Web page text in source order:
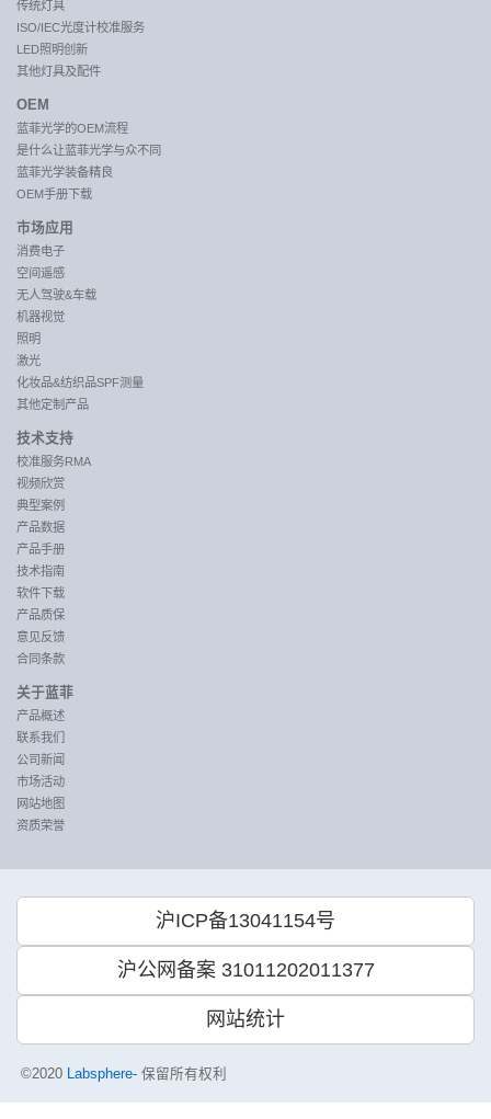
传统灯具
ISO/IEC光度计校准服务
LED照明创新
其他灯具及配件
OEM
蓝菲光学的OEM流程
是什么让蓝菲光学与众不同
蓝菲光学装备精良
OEM手册下载
市场应用
消费电子
空间遥感
无人驾驶&车载
机器视觉
照明
激光
化妆品&纺织品SPF测量
其他定制产品
技术支持
校准服务RMA
视频欣赏
典型案例
产品数据
产品手册
技术指南
软件下载
产品质保
意见反馈
合同条款
关于蓝菲
产品概述
联系我们
公司新闻
市场活动
网站地图
资质荣誉
沪ICP备13041154号
沪公网备案 31011202011377
网站统计
©2020 Labsphere- 保留所有权利